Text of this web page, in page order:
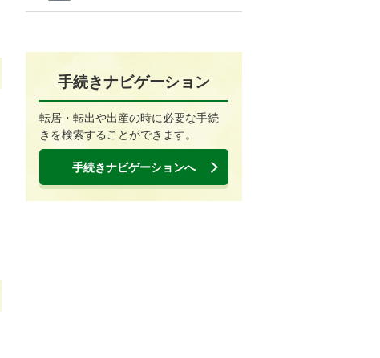
手続きナビゲーション
転居・転出や出産の時に必要な手続
きを検索することができます。
手続きナビゲーションへ